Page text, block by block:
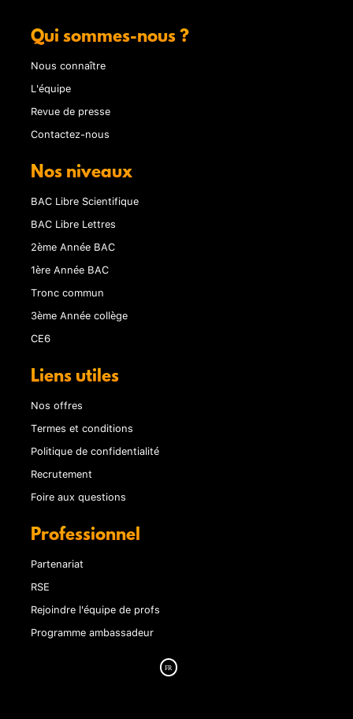
Qui sommes-nous ?
Nous connaître
L'équipe
Revue de presse
Contactez-nous
Nos niveaux
BAC Libre Scientifique
BAC Libre Lettres
2ème Année BAC
1ère Année BAC
Tronc commun
3ème Année collège
CE6
Liens utiles
Nos offres
Termes et conditions
Politique de confidentialité
Recrutement
Foire aux questions
Professionnel
Partenariat
RSE
Rejoindre l'équipe de profs
Programme ambassadeur